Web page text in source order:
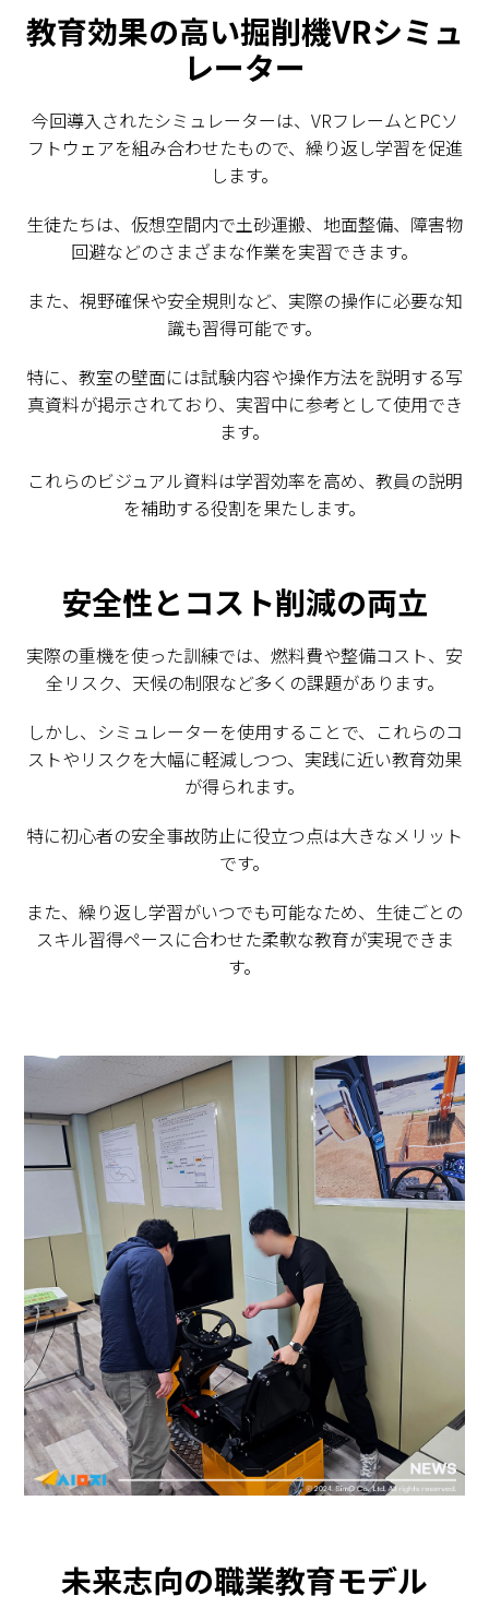
教育効果の高い掘削機VRシミュ
レーター
今回導入されたシミュレーターは、VRフレームとPCソ
フトウェアを組み合わせたもので、繰り返し学習を促進
します。
生徒たちは、仮想空間内で土砂運搬、地面整備、障害物
回避などのさまざまな作業を実習できます。
また、視野確保や安全規則など、実際の操作に必要な知
識も習得可能です。
特に、教室の壁面には試験内容や操作方法を説明する写
真資料が掲示されており、実習中に参考として使用でき
ます。
これらのビジュアル資料は学習効率を高め、教員の説明
を補助する役割を果たします。
安全性とコスト削減の両立
実際の重機を使った訓練では、燃料費や整備コスト、安
全リスク、天候の制限など多くの課題があります。
しかし、シミュレーターを使用することで、これらのコ
ストやリスクを大幅に軽減しつつ、実践に近い教育効果
が得られます。
特に初心者の安全事故防止に役立つ点は大きなメリット
です。
また、繰り返し学習がいつでも可能なため、生徒ごとの
スキル習得ペースに合わせた柔軟な教育が実現できま
す。
未来志向の職業教育モデル